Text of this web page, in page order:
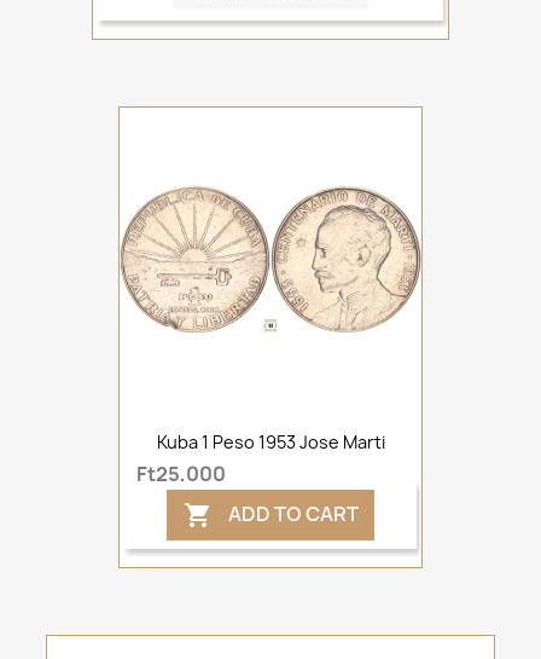
Kuba 1 Peso 1953 Jose Marti
Ft25,000
 ADD TO CART